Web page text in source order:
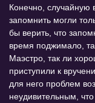
Конечно, случайную
запомнить могли
бы верить, что
время поджимало,
Маэстро, так ли
приступили к
для него проблем
неудивительным,